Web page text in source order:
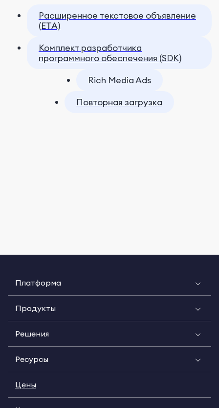
Расширенное текстовое объявление
(ETA)
Комплект разработчика
программного обеспечения (SDK)
Rich Media Ads
Повторная загрузка
Платформа
Продукты
Решения
Ресурсы
Цены